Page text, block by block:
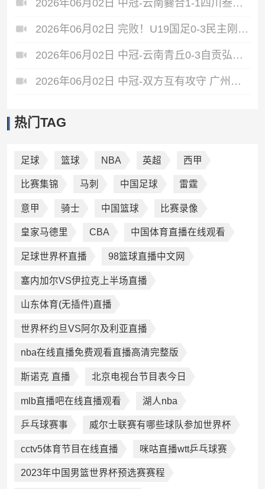
2026年06月02日 中冠-云南爨合1-1四川叁壹捌重龙 余杰迪头球绝平
2026年06月02日 完败！U19国足0-3民主刚果U23 依合散黄油手U19国足0射门0角球
2026年06月02日 中冠-云南青丘0-3自贡弘祥电碳 李卓阳、杜威薇破门
2026年06月02日 中冠-双方互有攻守 广州悦高0-0重庆长寿润麒
热门TAG
足球 篮球 NBA 英超 西甲
比赛集锦 马刺 中国足球 雷霆
意甲 骑士 中国篮球 比赛录像
皇家马德里 CBA 中国体育直播在线观看
足球世界杯直播 98篮球直播中文网
塞内加尔VS伊拉克上半场直播
山东体育(无插件)直播
世界杯约旦VS阿尔及利亚直播
nba在线直播免费观看直播高清完整版
斯诺克 直播 北京电视台节目表今日
mlb直播吧在线直播观看 湖人nba
乒乓球赛事 威尔士联赛有哪些球队参加世界杯
cctv5体育节目在线直播 咪咕直播wtt乒乓球赛
2023年中国男篮世界杯预选赛赛程